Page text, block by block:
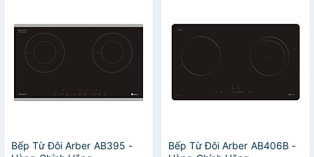
Bếp Từ Đôi Arber AB395 -
Bếp Từ Đôi Arber AB406B -